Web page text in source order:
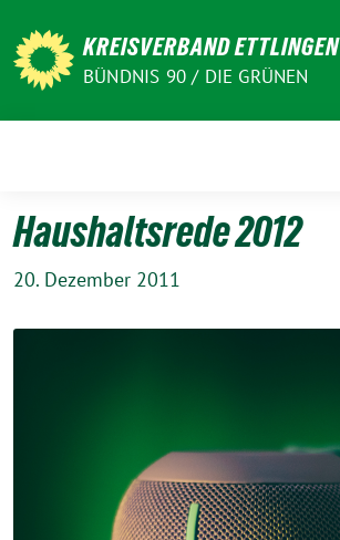
zum
Inhalt
KREISVERBAND ETTLINGEN
BÜNDNIS 90 / DIE GRÜNEN
Haushaltsrede 2012
20. Dezember 2011